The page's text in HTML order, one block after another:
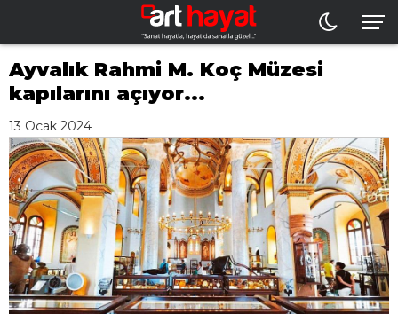
Ayvalık Rahmi M. Koç Müzesi
kapılarını açıyor...
13 Ocak 2024